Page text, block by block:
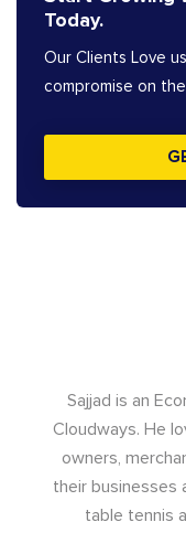
Today.
Our Clients Love
compromise on
Sajjad is an
Cloudways. He
owners,
their businesses
table tennis